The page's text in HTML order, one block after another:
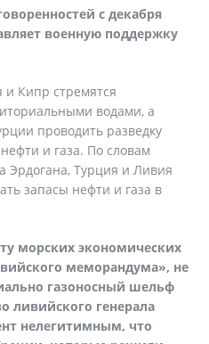
с декабря
военную поддержку
и Кипр стремятся
водами, а
проводить разведку
и газа. По словам
Эрдогана, Турция и Ливия
запасы нефти и газа в
морских экономических
меморандума», не
газоносный шельф
ливийского генерала
нелегитимным, что